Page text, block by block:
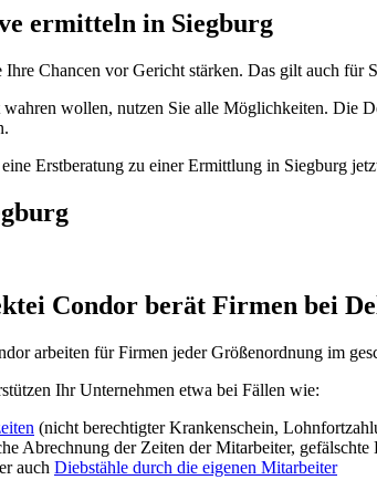
ermitteln in Siegburg
Chancen vor Gericht stärken. Das gilt auch für
wahren wollen, nutzen Sie alle Möglichkeiten. Die
Erstberatung zu einer Ermittlung in Siegburg
Condor berät Firmen bei
arbeiten für Firmen jeder Größenordnung im
Ihr Unternehmen etwa bei Fällen wie:
(nicht berechtigter Krankenschein,
Abrechnung der Zeiten der Mitarbeiter,
auch Diebstähle durch die eigenen Mitarbeiter